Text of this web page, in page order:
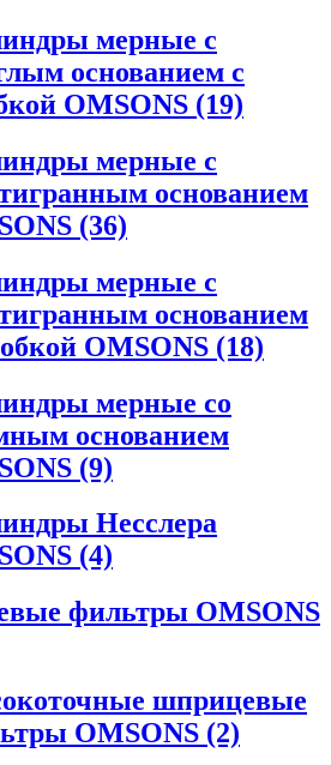
мерные с
основанием с
OMSONS (19)
мерные с
основанием
(36)
мерные с
основанием
OMSONS (18)
мерные со
основанием
(9)
Несслера
(4)
фильтры OMSONS
шприцевые
OMSONS (2)